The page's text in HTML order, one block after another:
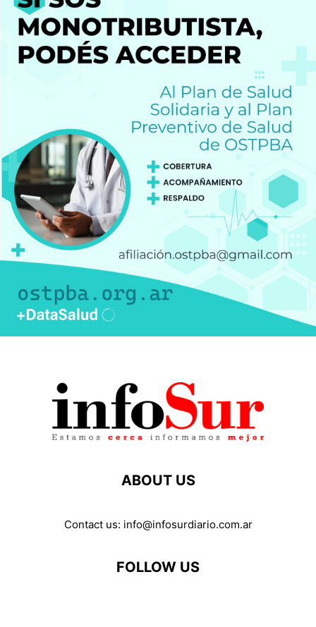
ABOUT US
Contact us: info@infosurdiario.com.ar
FOLLOW US